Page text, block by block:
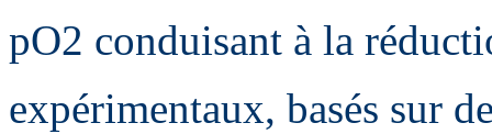
pO2 conduisant à la
expérimentaux, basés sur